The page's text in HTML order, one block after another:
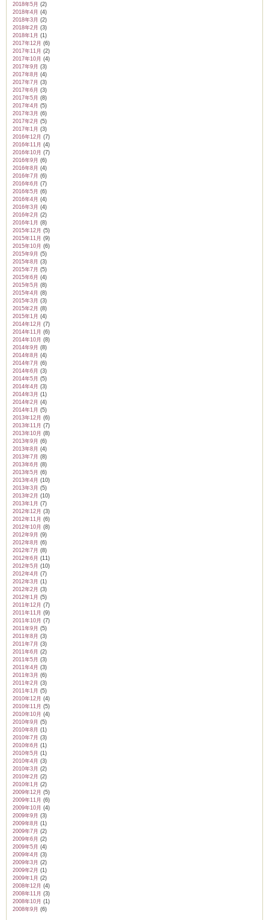
2018年5月 (2)
2018年4月 (4)
2018年3月 (2)
2018年2月 (3)
2018年1月 (1)
2017年12月 (6)
2017年11月 (2)
2017年10月 (4)
2017年9月 (3)
2017年8月 (4)
2017年7月 (3)
2017年6月 (3)
2017年5月 (8)
2017年4月 (5)
2017年3月 (6)
2017年2月 (5)
2017年1月 (3)
2016年12月 (7)
2016年11月 (4)
2016年10月 (7)
2016年9月 (6)
2016年8月 (4)
2016年7月 (6)
2016年6月 (7)
2016年5月 (6)
2016年4月 (4)
2016年3月 (4)
2016年2月 (2)
2016年1月 (8)
2015年12月 (5)
2015年11月 (9)
2015年10月 (6)
2015年9月 (5)
2015年8月 (3)
2015年7月 (5)
2015年6月 (4)
2015年5月 (8)
2015年4月 (8)
2015年3月 (3)
2015年2月 (8)
2015年1月 (4)
2014年12月 (7)
2014年11月 (6)
2014年10月 (8)
2014年9月 (8)
2014年8月 (4)
2014年7月 (6)
2014年6月 (3)
2014年5月 (5)
2014年4月 (3)
2014年3月 (1)
2014年2月 (4)
2014年1月 (5)
2013年12月 (6)
2013年11月 (7)
2013年10月 (8)
2013年9月 (6)
2013年8月 (4)
2013年7月 (8)
2013年6月 (8)
2013年5月 (6)
2013年4月 (10)
2013年3月 (5)
2013年2月 (10)
2013年1月 (7)
2012年12月 (3)
2012年11月 (6)
2012年10月 (8)
2012年9月 (9)
2012年8月 (6)
2012年7月 (8)
2012年6月 (11)
2012年5月 (10)
2012年4月 (7)
2012年3月 (1)
2012年2月 (3)
2012年1月 (5)
2011年12月 (7)
2011年11月 (9)
2011年10月 (7)
2011年9月 (5)
2011年8月 (3)
2011年7月 (3)
2011年6月 (2)
2011年5月 (3)
2011年4月 (3)
2011年3月 (6)
2011年2月 (3)
2011年1月 (5)
2010年12月 (4)
2010年11月 (5)
2010年10月 (4)
2010年9月 (5)
2010年8月 (1)
2010年7月 (3)
2010年6月 (1)
2010年5月 (1)
2010年4月 (3)
2010年3月 (2)
2010年2月 (2)
2010年1月 (2)
2009年12月 (5)
2009年11月 (6)
2009年10月 (4)
2009年9月 (3)
2009年8月 (1)
2009年7月 (2)
2009年6月 (2)
2009年5月 (4)
2009年4月 (3)
2009年3月 (2)
2009年2月 (1)
2009年1月 (2)
2008年12月 (4)
2008年11月 (3)
2008年10月 (1)
2008年9月 (6)